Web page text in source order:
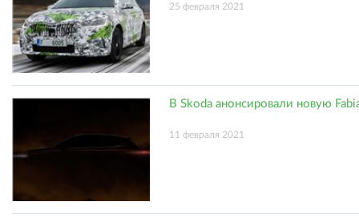
25 февраля 2021
В Skoda анонсировали новую
11 февраля 2021